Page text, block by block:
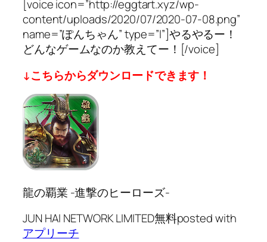
[voice icon=”http://eggtart.xyz/wp-
content/uploads/2020/07/2020-07-08.png”
name=”ぽんちゃん” type=”l”]やるやるー！
どんなゲームなのか教えてー！[/voice]
↓こちらからダウンロードできます！
龍の覇業 -進撃のヒーローズ-
JUN HAI NETWORK LIMITED無料posted with
アプリーチ